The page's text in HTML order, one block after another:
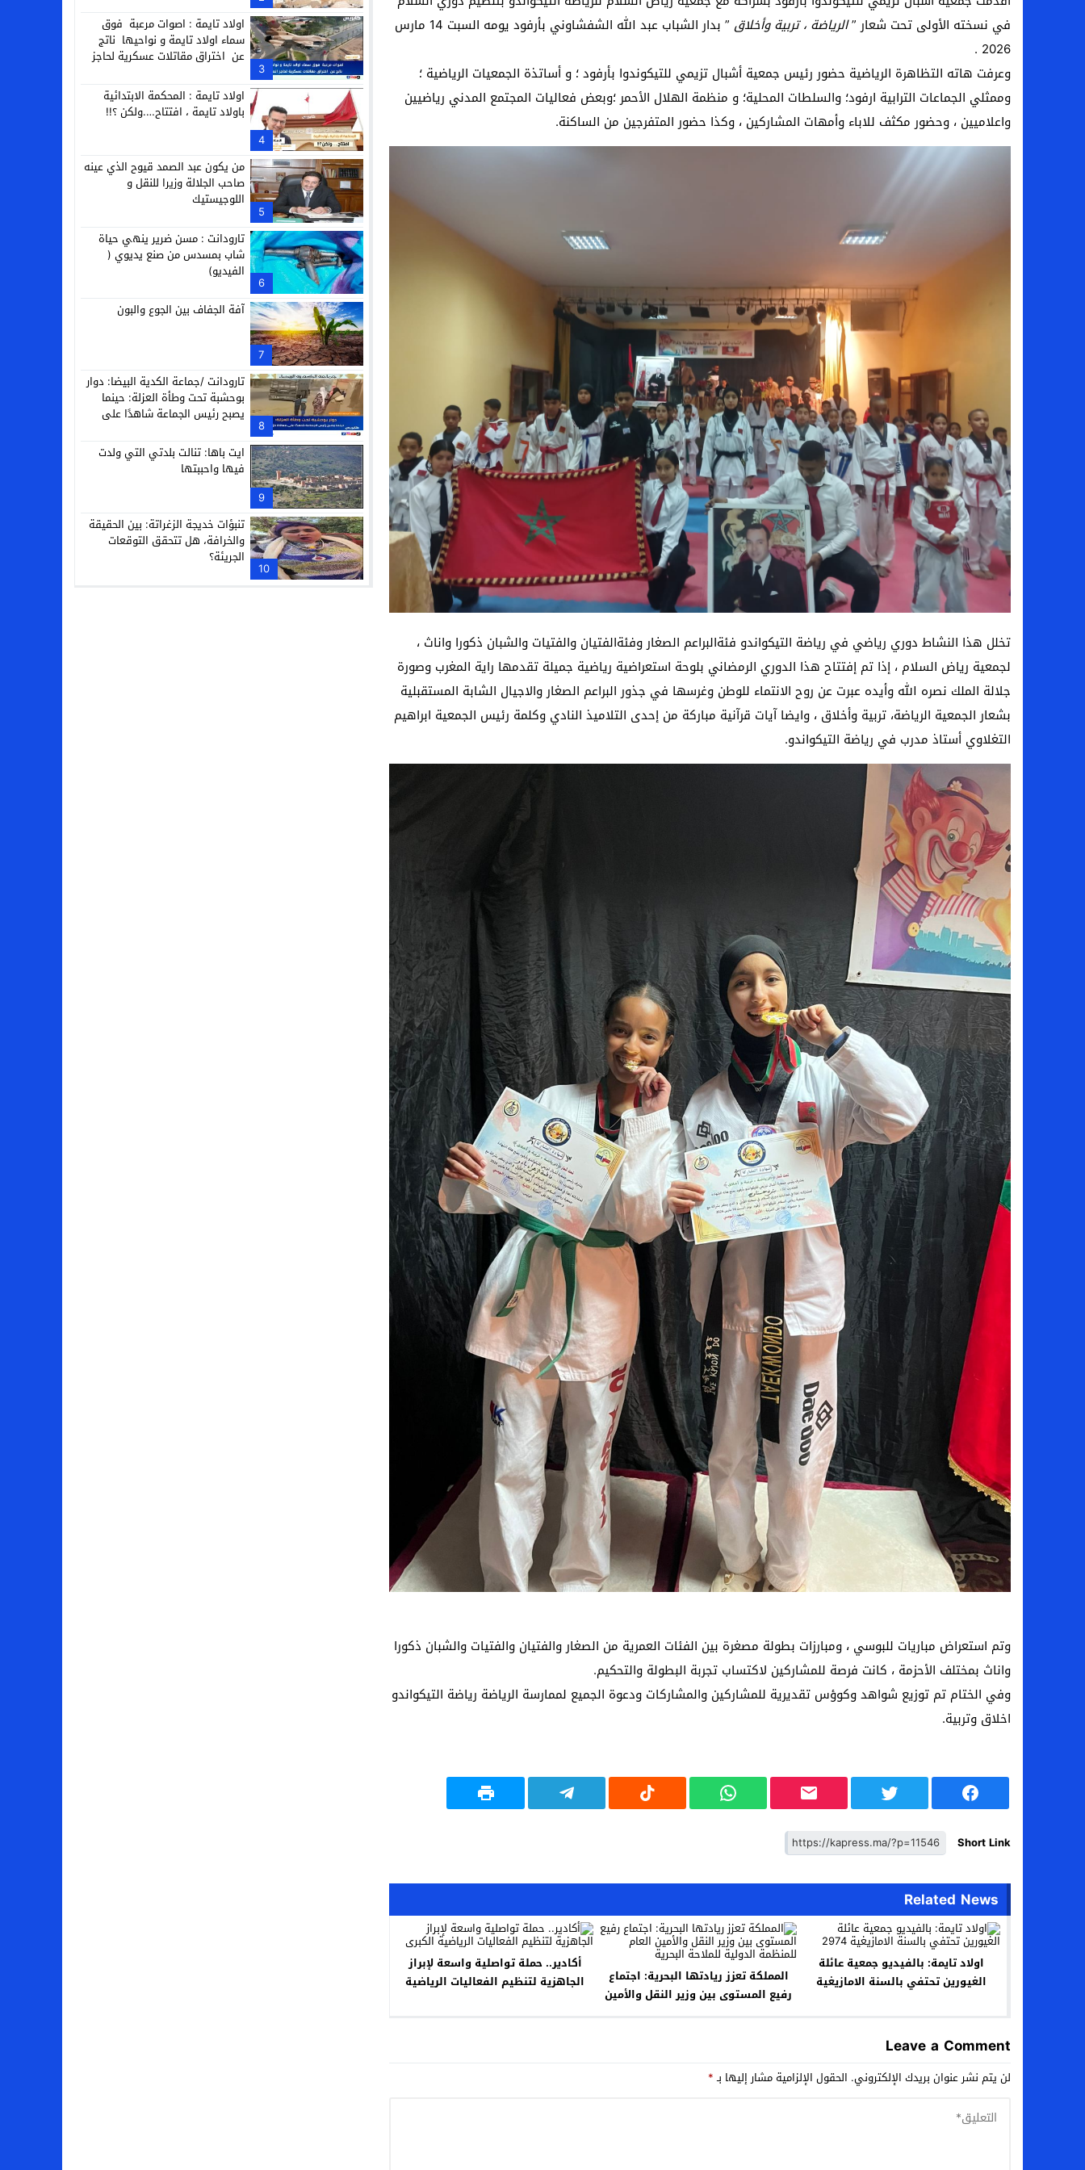
في نسخته الأولى تحت شعار ”الرياضة ، تربية وأخلاق
” بدار الشباب عبد الله الشفشاوني بأرفود يومه السبت 14 مارس
2026 .
وعرفت هاته التظاهرة الرياضية حضور رئيس جمعية أشبال تزيمي للتيكوندوا بأرفود ؛ و أساتذة الجمعيات الرياضية ؛
وممثلي الجماعات الترابية ارفود؛ والسلطات المحلية؛ و منظمة الهلال الأحمر ؛وبعض فعاليات المجتمع المدني رياضيين
واعلاميين ، وحضور مكثف للاباء وأمهات المشاركين ، وكذا حضور المتفرجين من الساكنة.
تخلل هذا النشاط دوري رياضي في رياضة التيكواندو فئةالبراعم الصغار وفئةالفتيان والفتيات والشبان ذكورا واناث ،
لجمعية رياض السلام ، إذا تم إفتتاح هذا الدوري الرمضاني بلوحة استعراضية رياضية جميلة تقدمها راية المغرب وصورة
جلالة الملك نصره الله وأيده عبرت عن روح الانتماء للوطن وغرسها في جذور البراعم الصغار والاجيال الشابة المستقبلية
بشعار الجمعية الرياضة، تربية وأخلاق ، وايضا آيات قرآنية مباركة من إحدى التلاميذ النادي وكلمة رئيس الجمعية ابراهيم
التغلاوي أستاذ مدرب في رياضة التيكواندو.
وتم استعراض مباريات للبوسي ، ومبارزات بطولة مصغرة بين الفئات العمرية من الصغار والفتيان والفتيات والشبان ذكورا
واناث بمختلف الأحزمة ، كانت فرصة للمشاركين لاكتساب تجربة البطولة والتحكيم.
وفي الختام تم توزيع شواهد وكوؤس تقديرية للمشاركين والمشاركات ودعوة الجميع لممارسة الرياضة رياضة التيكواندو
اخلاق وتربية.
Short Link
Related News
اولاد تايمة: بالفيديو جمعية عائلة
الغيورين تحتفي بالسنة الامازيغية
المملكة تعزز ريادتها البحرية: اجتماع
رفيع المستوى بين وزير النقل والأمين
أكادير.. حملة تواصلية واسعة لإبراز
الجاهزية لتنظيم الفعاليات الرياضية
Leave a Comment
لن يتم نشر عنوان بريدك الإلكتروني. الحقول الإلزامية مشار إليها بـ*
3
اولاد تايمة : اصوات مرعبة فوق
سماء اولاد تايمة و نواحيها ناتج
عن اختراق مقاتلات عسكرية لحاجز
4
اولاد تايمة : المحكمة الابتدائية
باولاد تايمة ، افتتاح….ولكن ؟!!
5
من يكون عبد الصمد قيوح الذي عينه
صاحب الجلالة وزيرا للنقل و
اللوجيستيك
6
تارودانت : مسن ضرير ينهي حياة
شاب بمسدس من صنع يديوي (
الفيديو)
7
آفة الجفاف بين الجوع والبون
8
تارودانت /جماعة الكدية البيضا: دوار
بوحشبة تحت وطأة العزلة: حينما
يصبح رئيس الجماعة شاهدًا على
9
ايت باها: تنالت بلدتي التي ولدت
فيها واحببتها
10
تنبؤات خديجة الزغراتة: بين الحقيقة
والخرافة، هل تتحقق التوقعات
الجريئة؟